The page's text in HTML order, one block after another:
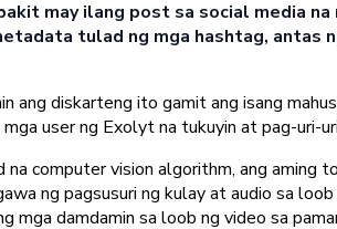
may ilang post sa social media
tulad ng mga hashtag, antas
ang diskarteng ito gamit ang isang
user ng Exolyt na tukuyin at pag-uri-
na computer vision algorithm, ang aming
ng pagsusuri ng kulay at audio sa
mga damdamin sa loob ng video sa